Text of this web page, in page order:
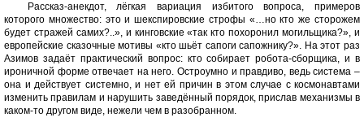
Рассказ-анекдот, лёгкая вариация избитого вопроса, примеров
которого множество: это и шекспировские строфы «…но кто же сторожем
будет стражей самих?..», и кинговские «так кто похоронил могильщика?», и
европейские сказочные мотивы «кто шьёт сапоги сапожнику?». На этот раз
Азимов задаёт практический вопрос: кто собирает робота-сборщика, и в
ироничной форме отвечает на него. Остроумно и правдиво, ведь система –
она и действует системно, и нет ей причин в этом случае с космонавтами
изменить правилам и нарушить заведённый порядок, прислав механизмы в
каком-то другом виде, нежели чем в разобранном.